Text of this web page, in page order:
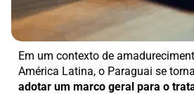
Em um contexto de
América Latina, o Paraguai se torna
adotar um marco geral para o